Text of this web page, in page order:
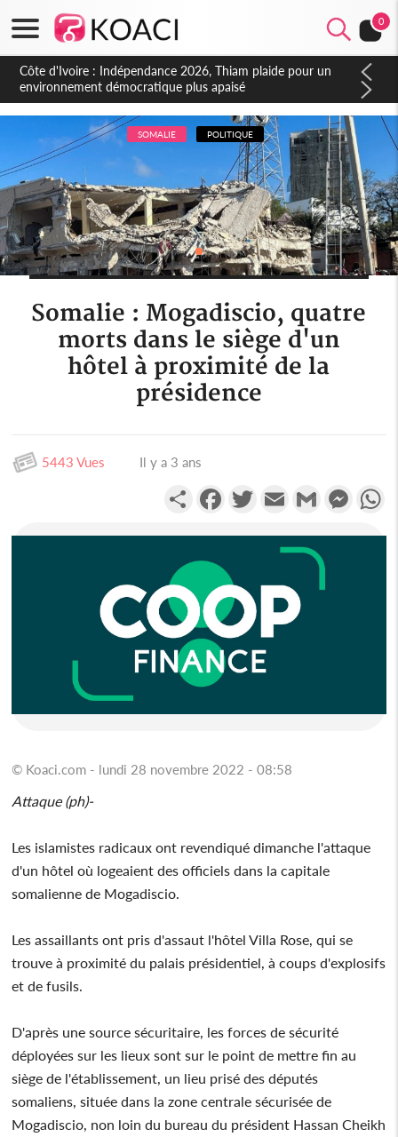
0
Côte d'Ivoire : Concours INFAS 2026, les convocations
seront disponibles à compter du samedi
SOMALIE POLITIQUE
Somalie : Mogadiscio, quatre
morts dans le siège d'un
hôtel à proximité de la
présidence
5443 Vues Il y a 3 ans
PartagerFacebookTwitterEmail Gmail
© Koaci.com - lundi 28 novembre 2022 - 08:58
Attaque (ph)-
Les islamistes radicaux ont revendiqué dimanche l'attaque
d'un hôtel où logeaient des officiels dans la capitale
somalienne de Mogadiscio.
Les assaillants ont pris d'assaut l'hôtel Villa Rose, qui se
trouve à proximité du palais présidentiel, à coups d'explosifs
et de fusils.
D'après une source sécuritaire, les forces de sécurité
déployées sur les lieux sont sur le point de mettre fin au
siège de l'établissement, un lieu prisé des députés
somaliens, située dans la zone centrale sécurisée de
Mogadiscio, non loin du bureau du président Hassan Cheikh